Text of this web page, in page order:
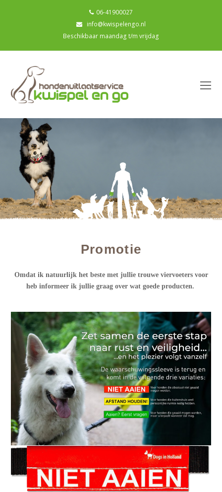
06-41900027
info@kwispelengo.nl
Beschikbaar maandag t/m vrijdag
Promotie
Omdat ik natuurlijk het beste met jullie trouwe viervoeters voor
heb informeer ik jullie graag over wat goede producten.